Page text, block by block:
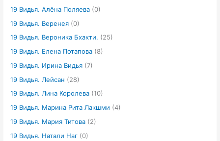
19 Видья. Алёна Поляева (0)
19 Видья. Веренея (0)
19 Видья. Вероника Бхакти. (25)
19 Видья. Елена Потапова (8)
19 Видья. Ирина Видья (7)
19 Видья. Лейсан (28)
19 Видья. Лина Королева (10)
19 Видья. Марина Рита Лакшми (4)
19 Видья. Мария Титова (2)
19 Видья. Натали Наг (0)